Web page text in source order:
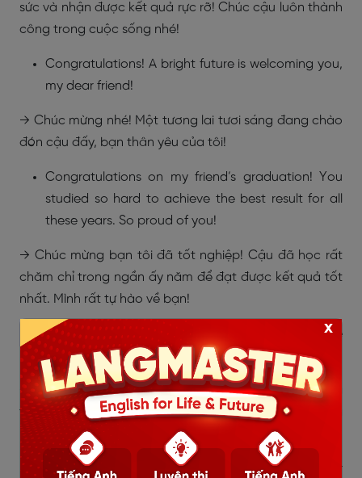
sức và nhận được kết quả rực rỡ! Chúc cậu luôn thành
công trong cuộc sống nhé!
Congratulations! A bright future is welcoming you,
my dear friend!
→ Chúc mừng nhé! Một tương lai tươi sáng đang chào
đón cậu đấy, bạn thân yêu của tôi!
Congratulations on my friend’s graduation! You
studied so hard to achieve the best result for all
these years. So proud of you!
→ Chúc mừng bạn tôi đã tốt nghiệp! Cậu đã học rất
chăm chỉ trong ngần ấy năm để đạt được kết quả tốt
nhất. Mình rất tự hào về bạn!
Congratulations on our hard study for all these
years. I wish you a bright future!
→ Mừng cho nỗ lực học tập chăm chỉ của chúng ta
trong suốt những năm qua. Chúc bạn có một tương
lai tươi sáng nhé!
Don’t worry too much because I believe your
x